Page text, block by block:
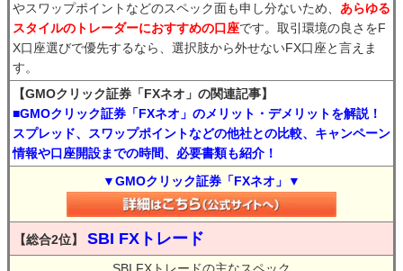
やスワップポイントなどのスペック面も申し分ないため、 あらゆる
スタイルのトレーダーにおすすめの口座です。取引環境の良さをF
X口座選びで優先するなら、選択肢から外せないFX口座と言えま
す。
【GMOクリック証券「FXネオ」の関連記事】
■GMOクリック証券「FXネオ」のメリット・デメリットを解説！
スプレッド、スワップポイントなどの他社との比較、キャンペーン
情報や口座開設までの時間、必要書類も紹介！
▼GMOクリック証券「FXネオ」▼
【総合2位】 SBI FXトレード